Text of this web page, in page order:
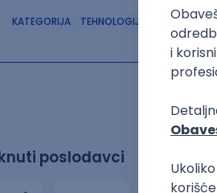
KATEGORIJA TEHNOLOGIJA
poslodavci